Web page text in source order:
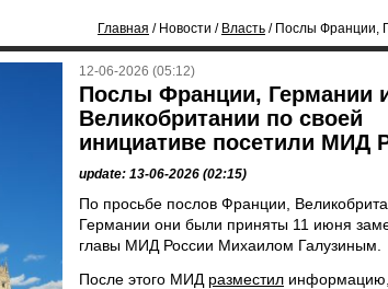
Главная / Новости / Власть / Послы Франции,
12-06-2026 (05:12)
Послы Франции, Германии
Великобритании по своей
инициативе посетили МИД
update: 13-06-2026 (02:15)
По просьбе послов Франции,
Германии они были приняты 11 июня
главы МИД России Михаилом Галузиным.
После этого МИД разместил информацию,